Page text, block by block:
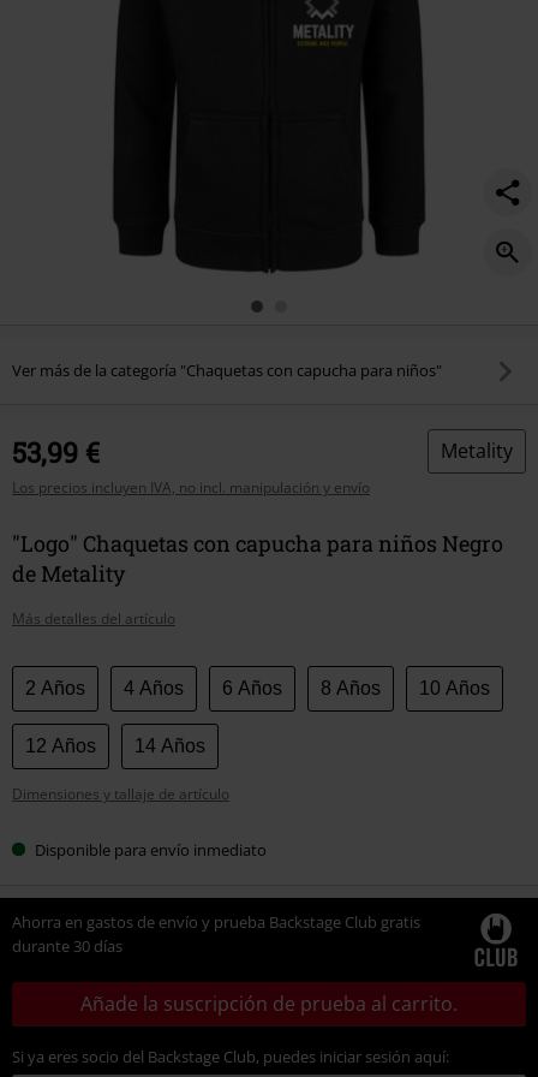
Ver más de la categoría "Chaquetas con capucha para niños"
53,99 €
Los precios incluyen IVA, no incl. manipulación y envío
Metality
"Logo" Chaquetas con capucha para niños Negro
de Metality
Más detalles del artículo
Elige
tu
talla
2 Años 4 Años 6 Años 8 Años 10 Años
12 Años 14 Años
Dimensiones y tallaje de artículo
Disponible para envío inmediato
Ahorra en gastos de envío y prueba Backstage Club gratis
durante 30 días
Añade la suscripción de prueba al carrito.
Si ya eres socio del Backstage Club, puedes iniciar sesión aquí: